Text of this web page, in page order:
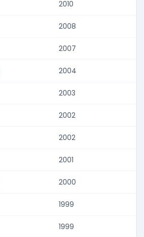
2010
2008
2007
2004
2003
2002
2002
2001
2000
1999
1999